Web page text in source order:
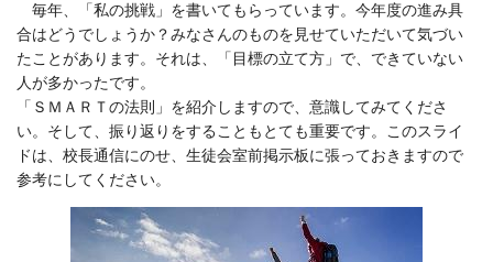
毎年、「私の挑戦」を書いてもらっています。今年度の進み具
合はどうでしょうか？みなさんのものを見せていただいて気づい
たことがあります。それは、「目標の立て方」で、できていない
人が多かったです。
「ＳＭＡＲＴの法則」を紹介しますので、意識してみてくださ
い。そして、振り返りをすることもとても重要です。このスライ
ドは、校長通信にのせ、生徒会室前掲示板に張っておきますので
参考にしてください。